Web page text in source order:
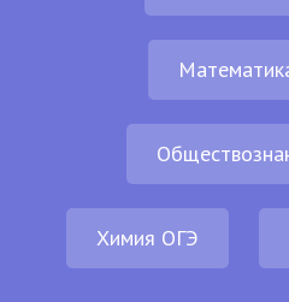
Химия ОГЭ